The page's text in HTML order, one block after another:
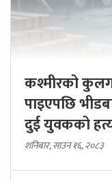
कश्मीरको
पाइएपछि
दुई युवकको
शनिबार, साउन १६, २०८३